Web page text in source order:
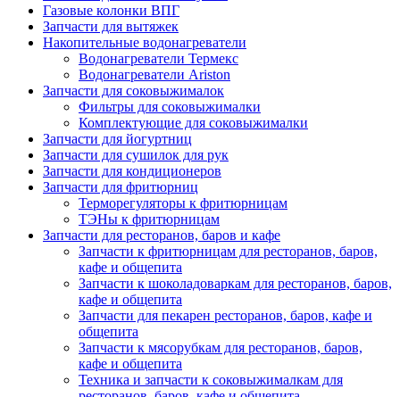
Газовые колонки ВПГ
Запчасти для вытяжек
Накопительные водонагреватели
Водонагреватели Термекс
Водонагреватели Ariston
Запчасти для соковыжималок
Фильтры для соковыжималки
Комплектующие для соковыжималки
Запчасти для йогуртниц
Запчасти для сушилок для рук
Запчасти для кондиционеров
Запчасти для фритюрниц
Терморегуляторы к фритюрницам
ТЭНы к фритюрницам
Запчасти для ресторанов, баров и кафе
Запчасти к фритюрницам для ресторанов, баров,
кафе и общепита
Запчасти к шоколадоваркам для ресторанов, баров,
кафе и общепита
Запчасти для пекарен ресторанов, баров, кафе и
общепита
Запчасти к мясорубкам для ресторанов, баров,
кафе и общепита
Техника и запчасти к соковыжималкам для